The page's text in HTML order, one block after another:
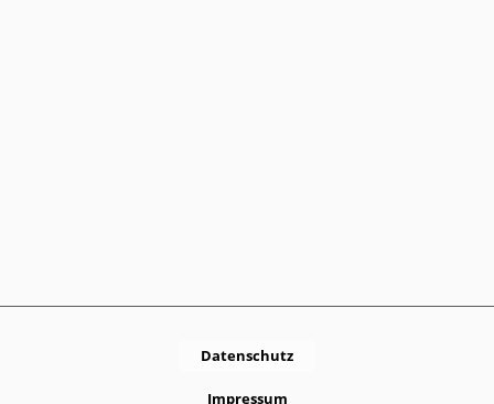
Datenschutz
Impressum